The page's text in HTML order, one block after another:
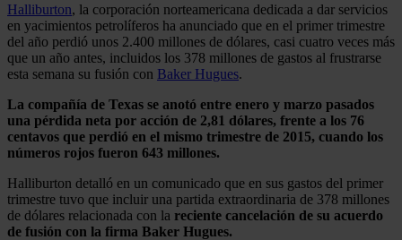
Halliburton, la corporación norteamericana dedicada a dar servicios
en yacimientos petrolíferos ha anunciado que en el primer trimestre
del año perdió unos 2.400 millones de dólares, casi cuatro veces más
que un año antes, incluidos los 378 millones de gastos al frustrarse
esta semana su fusión con Baker Hugues.
La compañía de Texas se anotó entre enero y marzo pasados
una pérdida neta por acción de 2,81 dólares, frente a los 76
centavos que perdió en el mismo trimestre de 2015, cuando los
números rojos fueron 643 millones.
Halliburton detalló en un comunicado que en sus gastos del primer
trimestre tuvo que incluir una partida extraordinaria de 378 millones
de dólares relacionada con la reciente cancelación de su acuerdo
de fusión con la firma Baker Hugues.